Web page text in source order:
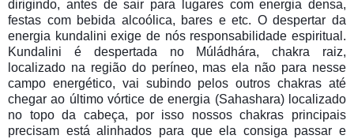
dirigindo, antes de sair para lugares com energia densa,
festas com bebida alcoólica, bares e etc. O despertar da
energia kundalini exige de nós responsabilidade espiritual.
Kundalini é despertada no Múládhára, chakra raiz,
localizado na região do períneo, mas ela não para nesse
campo energético, vai subindo pelos outros chakras até
chegar ao último vórtice de energia (Sahashara) localizado
no topo da cabeça, por isso nossos chakras principais
precisam está alinhados para que ela consiga passar e